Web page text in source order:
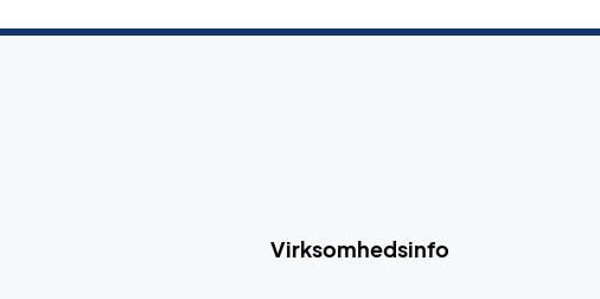
Virksomhedsinfo